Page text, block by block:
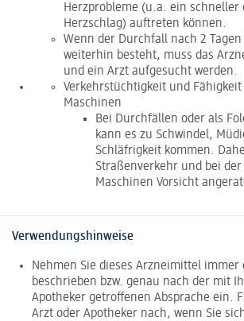
Herzprobleme (u.a. ein
Herzschlag) auftreten können.
Wenn der Durchfall nach 2
weiterhin besteht, muss das
und ein Arzt aufgesucht werden.
Verkehrstüchtigkeit und
Maschinen
Bei Durchfällen oder als
kann es zu Schwindel,
Schläfrigkeit kommen.
Straßenverkehr und bei
Maschinen Vorsicht
Verwendungshinweise
Nehmen Sie dieses Arzneimittel immer
beschrieben bzw. genau nach der mit
Apotheker getroffenen Absprache ein.
Arzt oder Apotheker nach, wenn Sie